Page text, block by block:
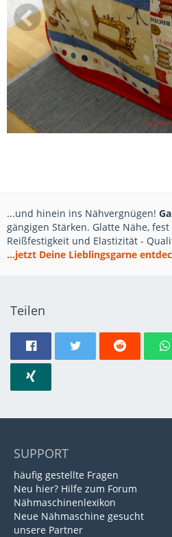
...und hinein ins Nähvergnügen!
gängigen Stärken. Glatte Nähe,
Reißfestigkeit und Elastizität -
...jetzt Deine Lieblingsgarne
Teilen
SUPPORT
häufig gestellte Fragen
Neu hier? Hilfe zum Forum
Nähmaschinenlexikon
Neue Nähmaschine gesucht
unsere Partner